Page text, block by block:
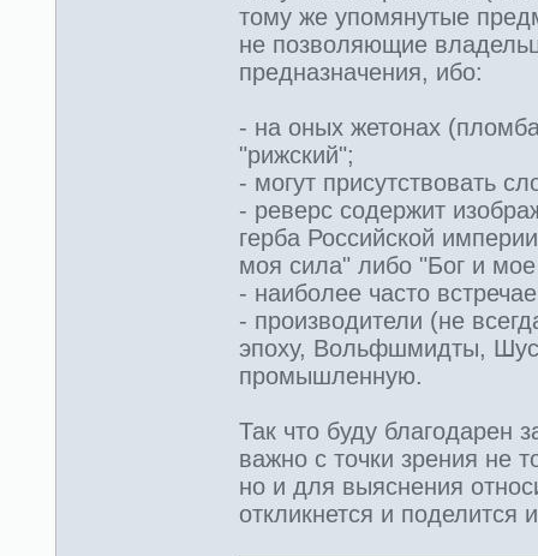
тому же упомянутые
не позволяющие
предназначения, ибо:
- на оных жетонах
"рижский";
- могут присутствовать
- реверс содержит
герба Российской
моя сила" либо "Бог и
- наиболее часто
- производители (не
эпоху, Вольфшмидты,
промышленную.
Так что буду благодарен
важно с точки зрения не
но и для выяснения
откликнется и поделится